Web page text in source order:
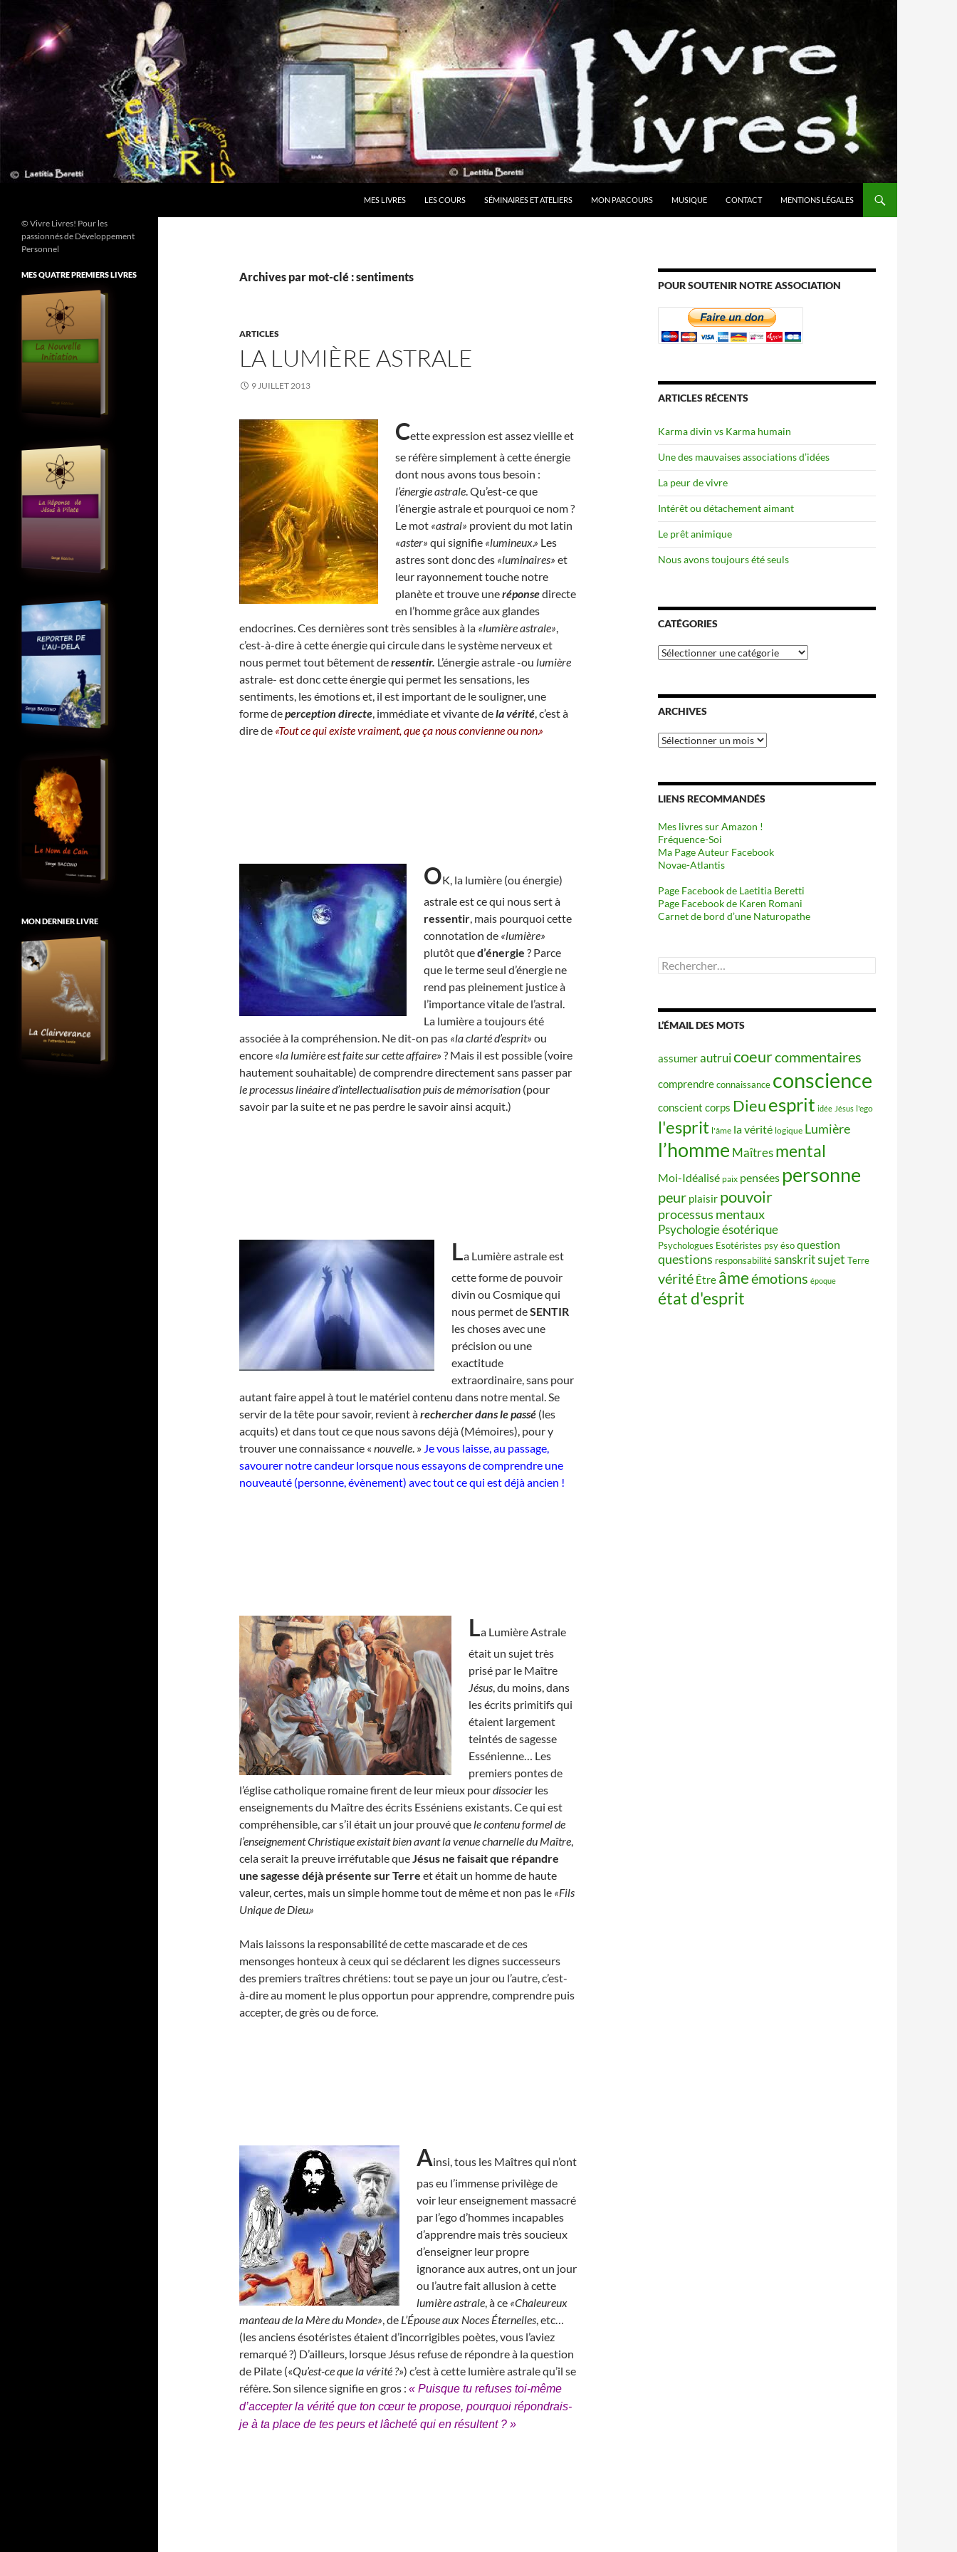
contenu
MES LIVRES LES COURS SÉMINAIRES ET ATELIERS MON PARCOURS MUSIQUE CONTACT MENTIONS LÉGALES
Archives par mot-clé : sentiments
ARTICLES
LA LUMIÈRE ASTRALE
9 JUILLET 2013
Cette expression est assez vieille et
se réfère simplement à cette énergie
dont nous avons tous besoin :
l’énergie astrale. Qu’est-ce que
l’énergie astrale et pourquoi ce nom ?
Le mot «astral» provient du mot latin
«aster» qui signifie «lumineux.» Les
astres sont donc des «luminaires» et
leur rayonnement touche notre
planète et trouve uneréponsedirecte
en l’homme grâce aux glandes
endocrines. Ces dernières sont très sensibles à la «lumière astrale»,
c’est-à-dire à cette énergie qui circule dans le système nerveux et
nous permet tout bêtement deressentir. L’énergie astrale -ou lumière
astrale- est donc cette énergie qui permet les sensations, les
sentiments, les émotions et, il est important de le souligner, une
forme deperception directe, immédiate et vivante dela vérité, c’est à
dire de «Tout ce qui existe vraiment, que ça nous convienne ou non.»
OK, la lumière (ou énergie)
astrale est ce qui nous sert à
ressentir, mais pourquoi cette
connotation de «lumière»
plutôt qued’énergie ? Parce
que le terme seul d’énergie ne
rend pas pleinement justice à
l’importance vitale de l’astral.
La lumière a toujours été
associée à la compréhension. Ne dit-on pas «la clarté d’esprit» ou
encore «la lumière est faite sur cette affaire» ? Mais il est possible (voire
hautement souhaitable) de comprendre directement sans passer par
le processus linéaire d’intellectualisation puis de mémorisation (pour
savoir par la suite et ne pas perdre le savoir ainsi acquit.)
La Lumière astrale est
cette forme de pouvoir
divin ou Cosmique qui
nous permet deSENTIR
les choses avec une
précision ou une
exactitude
extraordinaire, sans pour
autant faire appel à tout le matériel contenu dans notre mental. Se
servir de la tête pour savoir, revient àrechercher dans le passé (les
acquits) et dans tout ce que nous savons déjà (Mémoires), pour y
trouver une connaissance « nouvelle. » Je vous laisse, au passage,
savourer notre candeur lorsque nous essayons de comprendre une
nouveauté (personne, évènement) avec tout ce qui est déjà ancien !
La Lumière Astrale
était un sujet très
prisé par le Maître
Jésus, du moins, dans
les écrits primitifs qui
étaient largement
teintés de sagesse
Essénienne… Les
premiers pontes de
l’église catholique romaine firent de leur mieux pourdissocier les
enseignements du Maître des écrits Esséniens existants. Ce qui est
compréhensible, car s’il était un jour prouvé que le contenu formel de
l’enseignement Christique existait bien avant la venue charnelle du Maître,
cela serait la preuve irréfutable queJésus ne faisait que répandre
une sagesse déjà présente sur Terre et était un homme de haute
valeur, certes, mais un simple homme tout de même et non pas le «Fils
Unique de Dieu.»
Mais laissons la responsabilité de cette mascarade et de ces
mensonges honteux à ceux qui se déclarent les dignes successeurs
des premiers traîtres chrétiens: tout se paye un jour ou l’autre, c’est-
à-dire au moment le plus opportun pour apprendre, comprendre puis
accepter, de grès ou de force.
Ainsi, tous les Maîtres qui n’ont
pas eu l’immense privilège de
voir leur enseignement massacré
par l’ego d’hommes incapables
d’apprendre mais très soucieux
d’enseigner leur propre
ignorance aux autres, ont un jour
ou l’autre fait allusion à cette
lumière astrale, à ce «Chaleureux
manteau de la Mère du Monde», de L’Épouse aux Noces Éternelles, etc…
(les anciens ésotéristes étaient d’incorrigibles poètes, vous l’aviez
remarqué ?) D’ailleurs, lorsque Jésus refuse de répondre à la question
de Pilate («Qu’est-ce que la vérité ?») c’est à cette lumière astrale qu’il se
réfère. Son silence signifie en gros : « Puisque tu refuses toi-même
d’accepter la vérité que ton cœur te propose, pourquoi répondrais-
je à ta place de tes peurs et lâcheté qui en résultent ? »
POUR SOUTENIR NOTRE ASSOCIATION
ARTICLES RÉCENTS
Karma divin vs Karma humain
Une des mauvaises associations d’idées
La peur de vivre
Intérêt ou détachement aimant
Le prêt animique
Nous avons toujours été seuls
CATÉGORIES
Catégories
ARCHIVES
Archives
LIENS RECOMMANDÉS
Mes livres sur Amazon !
Fréquence-Soi
Ma Page Auteur Facebook
Novae-Atlantis
Page Facebook de Laetitia Beretti
Page Facebook de Karen Romani
Carnet de bord d’une Naturopathe
Rechercher :
L’ÉMAIL DES MOTS
assumerautruicoeurcommentaires
comprendreconnaissance conscience
conscient corps Dieuesprit idée Jésus l'ego
l'esprit l'âme la vérité logique Lumière
l’homme Maîtres mental
Moi-Idéalisé paix pensées personne
peur plaisir pouvoir
processus mentaux
Psychologie ésotérique
Psychologues Esotéristes psy ésoquestion
questions responsabilitésanskritsujet Terre
vérité Être âmeémotions époque
état d'esprit
© Vivre Livres! Pour les
passionnés de Développement
Personnel
MES QUATRE PREMIERS LIVRES
MON DERNIER LIVRE